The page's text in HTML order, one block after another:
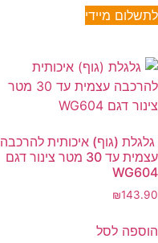
לתשלום מיידי
גלגלת (גוף) איכותית להרכבה
עצמית עד 30 מטר צינור דגם
WG604
₪143.90
הוספה לסל